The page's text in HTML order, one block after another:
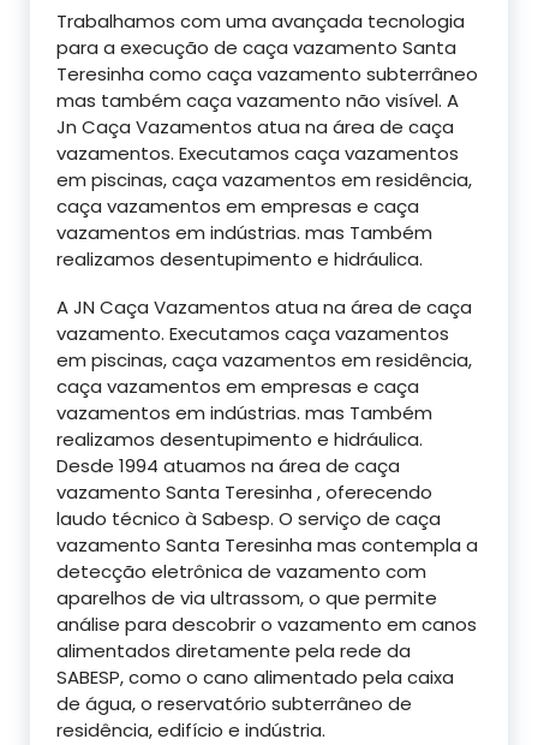
Trabalhamos com uma avançada tecnologia
para a execução de caça vazamento Santa
Teresinha como caça vazamento subterrâneo
mas também caça vazamento não visível. A
Jn Caça Vazamentos atua na área de caça
vazamentos. Executamos caça vazamentos
em piscinas, caça vazamentos em residência,
caça vazamentos em empresas e caça
vazamentos em indústrias. mas Também
realizamos desentupimento e hidráulica.
A JN Caça Vazamentos atua na área de caça
vazamento. Executamos caça vazamentos
em piscinas, caça vazamentos em residência,
caça vazamentos em empresas e caça
vazamentos em indústrias. mas Também
realizamos desentupimento e hidráulica.
Desde 1994 atuamos na área de caça
vazamento Santa Teresinha , oferecendo
laudo técnico à Sabesp. O serviço de caça
vazamento Santa Teresinha mas contempla a
detecção eletrônica de vazamento com
aparelhos de via ultrassom, o que permite
análise para descobrir o vazamento em canos
alimentados diretamente pela rede da
SABESP, como o cano alimentado pela caixa
de água, o reservatório subterrâneo de
residência, edifício e indústria.